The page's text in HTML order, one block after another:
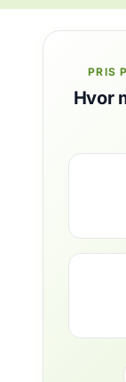
PRIS
Hvor